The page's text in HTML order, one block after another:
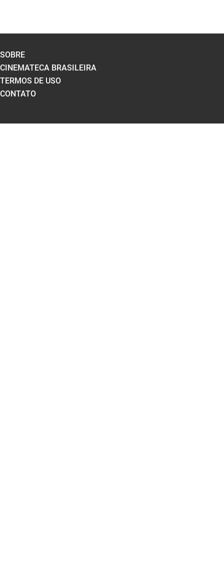
SOBRE
CINEMATECA BRASILEIRA
TERMOS DE USO
CONTATO